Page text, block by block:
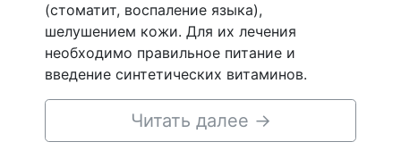
(стоматит, воспаление языка),
шелушением кожи. Для их лечения
необходимо правильное питание и
введение синтетических витаминов.
Читать далее →